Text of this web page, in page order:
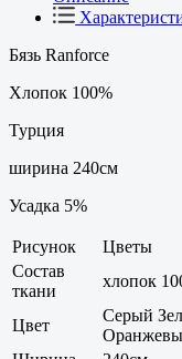
Бязь Ranforce
Хлопок 100%
Турция
ширина 240см
Усадка 5%
Рисунок
Цветы
Состав
ткани
хлопок
Цвет
Серый